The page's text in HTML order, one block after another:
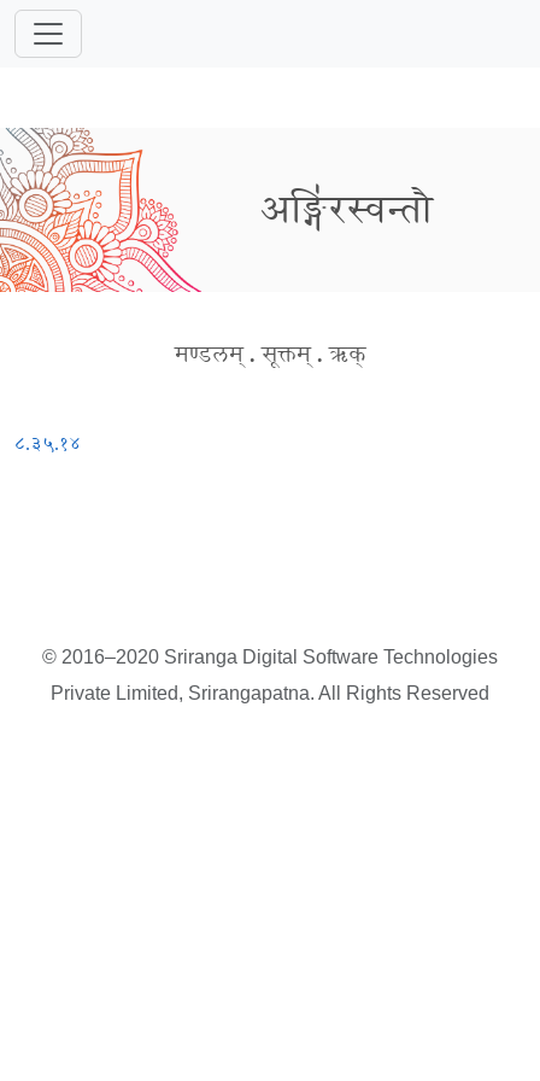
अङ्गि॑रस्वन्तौ
मण्डलम् . सूक्तम् . ऋक्
८.३५.१४
© 2016–2020 Sriranga Digital Software Technologies
Private Limited, Srirangapatna. All Rights Reserved